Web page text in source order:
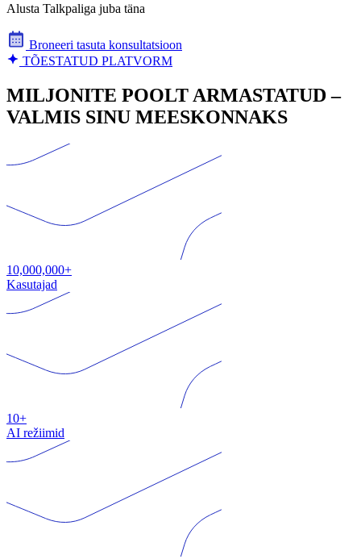
Alusta Talkpaliga juba täna
Broneeri tasuta konsultatsioon
TÕESTATUD PLATVORM
MILJONITE POOLT ARMASTATUD –
VALMIS SINU MEESKONNAKS
10,000,000+
Kasutajad
10+
AI režiimid